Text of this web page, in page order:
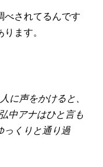
べされてるんです
ます。
に声をかけると、
中アナはひと言も
っくりと通り過